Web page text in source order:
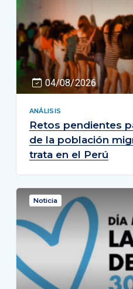
04/08/2026
ANÁLISIS
Retos pendientes
de la población
trata en el Perú
Noticia